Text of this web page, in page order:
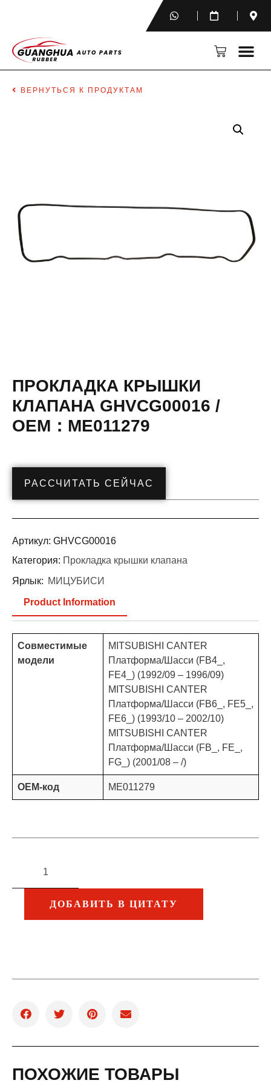
ВЕРНУТЬСЯ К ПРОДУКТАМ
ПРОКЛАДКА КРЫШКИ
КЛАПАНА GHVCG00016 /
OEM：ME011279
РАССЧИТАТЬ СЕЙЧАС
Артикул: GHVCG00016
Категория: Прокладка крышки клапана
Ярлык: МИЦУБИСИ
Product Information
Совместимые
модели
MITSUBISHI CANTER
Платформа/Шасси (FB4_,
FE4_) (1992/09 – 1996/09)
MITSUBISHI CANTER
Платформа/Шасси (FB6_, FE5_,
FE6_) (1993/10 – 2002/10)
MITSUBISHI CANTER
Платформа/Шасси (FB_, FE_,
FG_) (2001/08 – /)
OEM-код ME011279
ДОБАВИТЬ В ЦИТАТУ
ПОХОЖИЕ ТОВАРЫ